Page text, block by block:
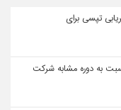
تپسی برای
نسبت به دوره مشابه شرکت